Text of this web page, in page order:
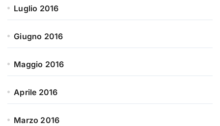
Luglio 2016
Giugno 2016
Maggio 2016
Aprile 2016
Marzo 2016